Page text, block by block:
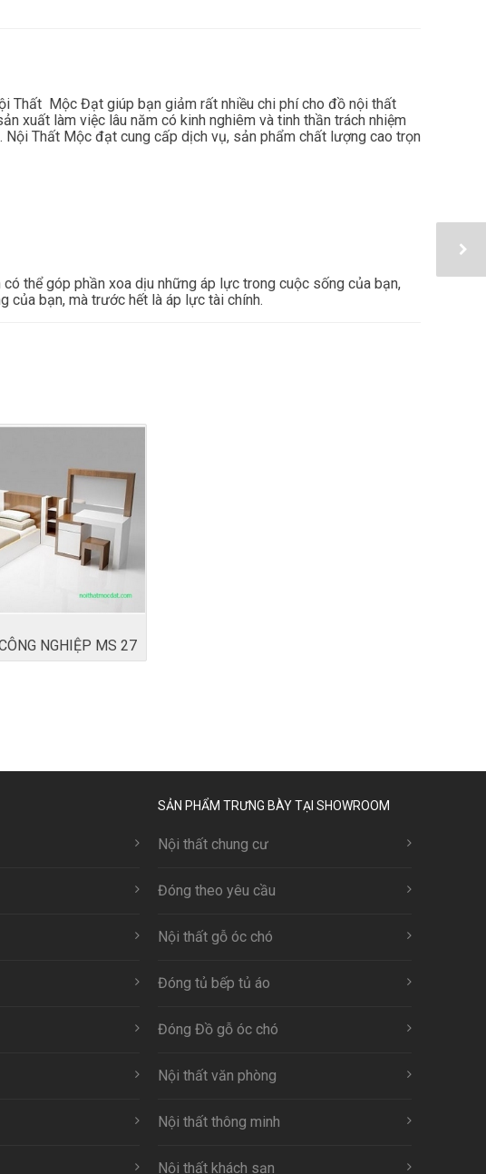
Thất Mộc Đạt giúp bạn giảm rất nhiều chi phí cho đồ nội thất
xuất làm việc lâu năm có kinh nghiêm và tinh thần trách nhiệm
Thất Mộc đạt cung cấp dịch vụ, sản phẩm chất lượng cao trọn
thể góp phần xoa dịu những áp lực trong cuộc sống của bạn,
của bạn, mà trước hết là áp lực tài chính.
NGHIỆP MS 27
SẢN PHẨM TRƯNG BÀY TẠI SHOWROOM
Nội thất chung cư
Đóng theo yêu cầu
Nội thất gỗ óc chó
Đóng tủ bếp tủ áo
Đóng Đồ gỗ óc chó
Nội thất văn phòng
Nội thất thông minh
Nội thất khách sạn